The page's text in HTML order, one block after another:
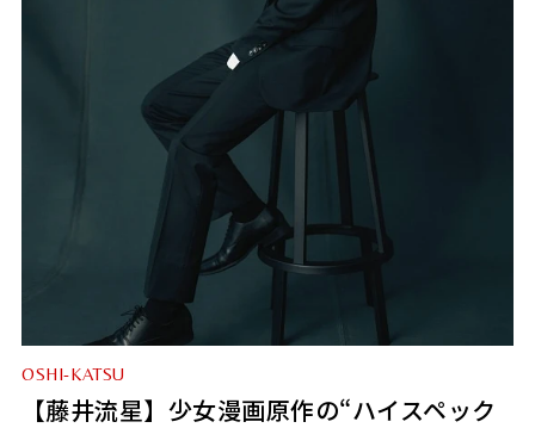
OSHI-KATSU
【藤井流星】少女漫画原作の“ハイスペック